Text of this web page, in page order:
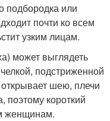
подбородка или
почти ко всем
узким лицам.
может выглядеть
подстриженной
шею, плечи
поэтому короткий
женщинам.